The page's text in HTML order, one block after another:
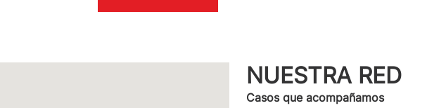
NUESTRA RED
Casos que acompañamos